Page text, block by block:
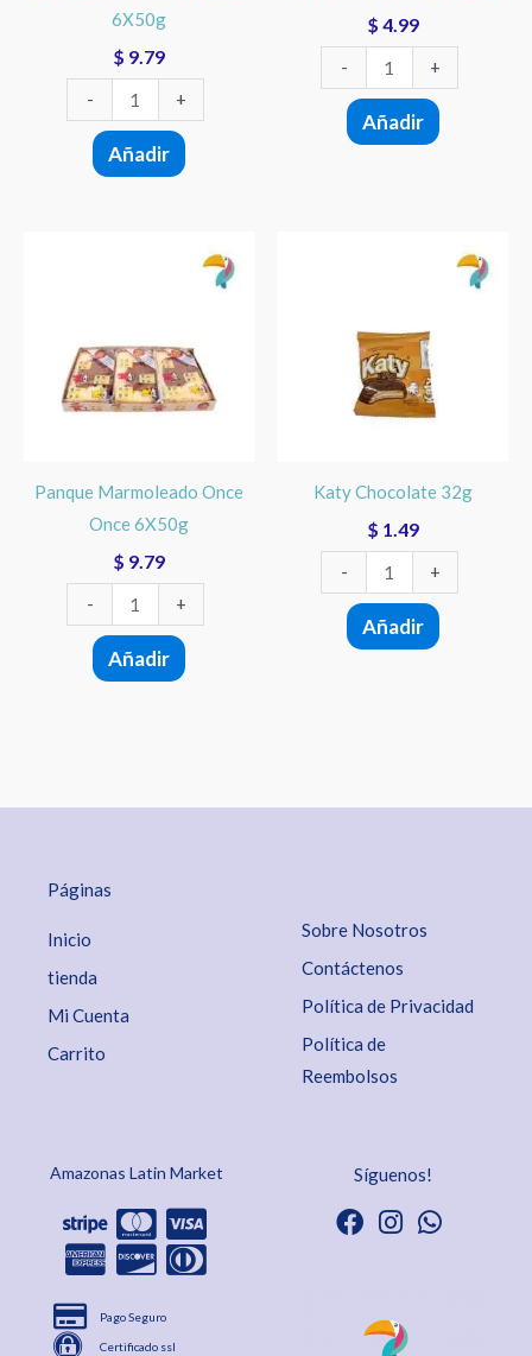
6X50g
$ 9.79
- +
Añadir
$ 4.99
- +
Añadir
Panque Marmoleado Once
Once 6X50g
$ 9.79
-
Once
6X50g
cantidad
+
Añadir
Katy Chocolate 32g
$ 1.49
-
cantidad
+
Añadir
Páginas
Inicio
tienda
Mi Cuenta
Carrito
Sobre Nosotros
Contáctenos
Política de Privacidad
Política de
Reembolsos
Amazonas Latin Market
Pago Seguro
Certificado ssl
Síguenos!